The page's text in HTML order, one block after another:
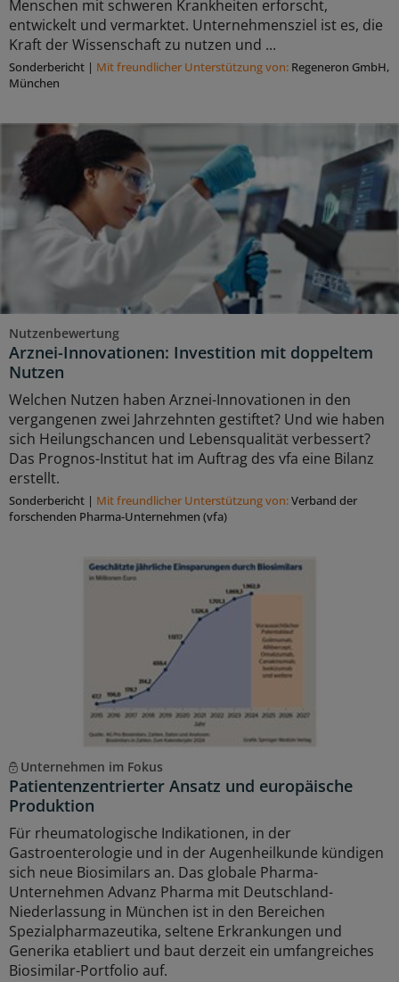
Menschen mit schweren Krankheiten erforscht,
entwickelt und vermarktet. Unternehmensziel ist es, die
Kraft der Wissenschaft zu nutzen und ...
Sonderbericht | Mit freundlicher Unterstützung von: Regeneron GmbH,
München
Nutzenbewertung
Arznei-Innovationen: Investition mit doppeltem
Nutzen
Welchen Nutzen haben Arznei-Innovationen in den
vergangenen zwei Jahrzehnten gestiftet? Und wie haben
sich Heilungschancen und Lebensqualität verbessert?
Das Prognos-Institut hat im Auftrag des vfa eine Bilanz
erstellt.
Sonderbericht | Mit freundlicher Unterstützung von:Verband der
forschenden Pharma-Unternehmen (vfa)
Unternehmen im Fokus
Patientenzentrierter Ansatz und europäische
Produktion
Für rheumatologische Indikationen, in der
Gastroenterologie und in der Augenheilkunde kündigen
sich neue Biosimilars an. Das globale Pharma-
Unternehmen Advanz Pharma mit Deutschland-
Niederlassung in München ist in den Bereichen
Spezialpharmazeutika, seltene Erkrankungen und
Generika etabliert und baut derzeit ein umfangreiches
Biosimilar-Portfolio auf.